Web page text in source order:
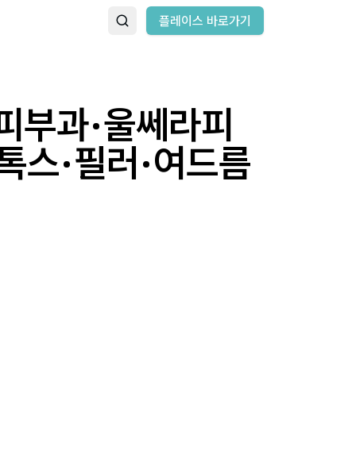
플레이스 바로가기
부과·울쎄라피
스·필러·여드름